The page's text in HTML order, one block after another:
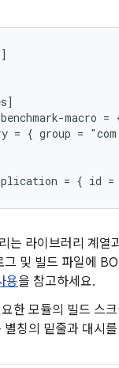
macro
= { group =
는 라이브러리 계
그 및 빌드 파일에
용을 참고하세요.
한 모듈의 빌드 스
별칭의 밑줄과 대시